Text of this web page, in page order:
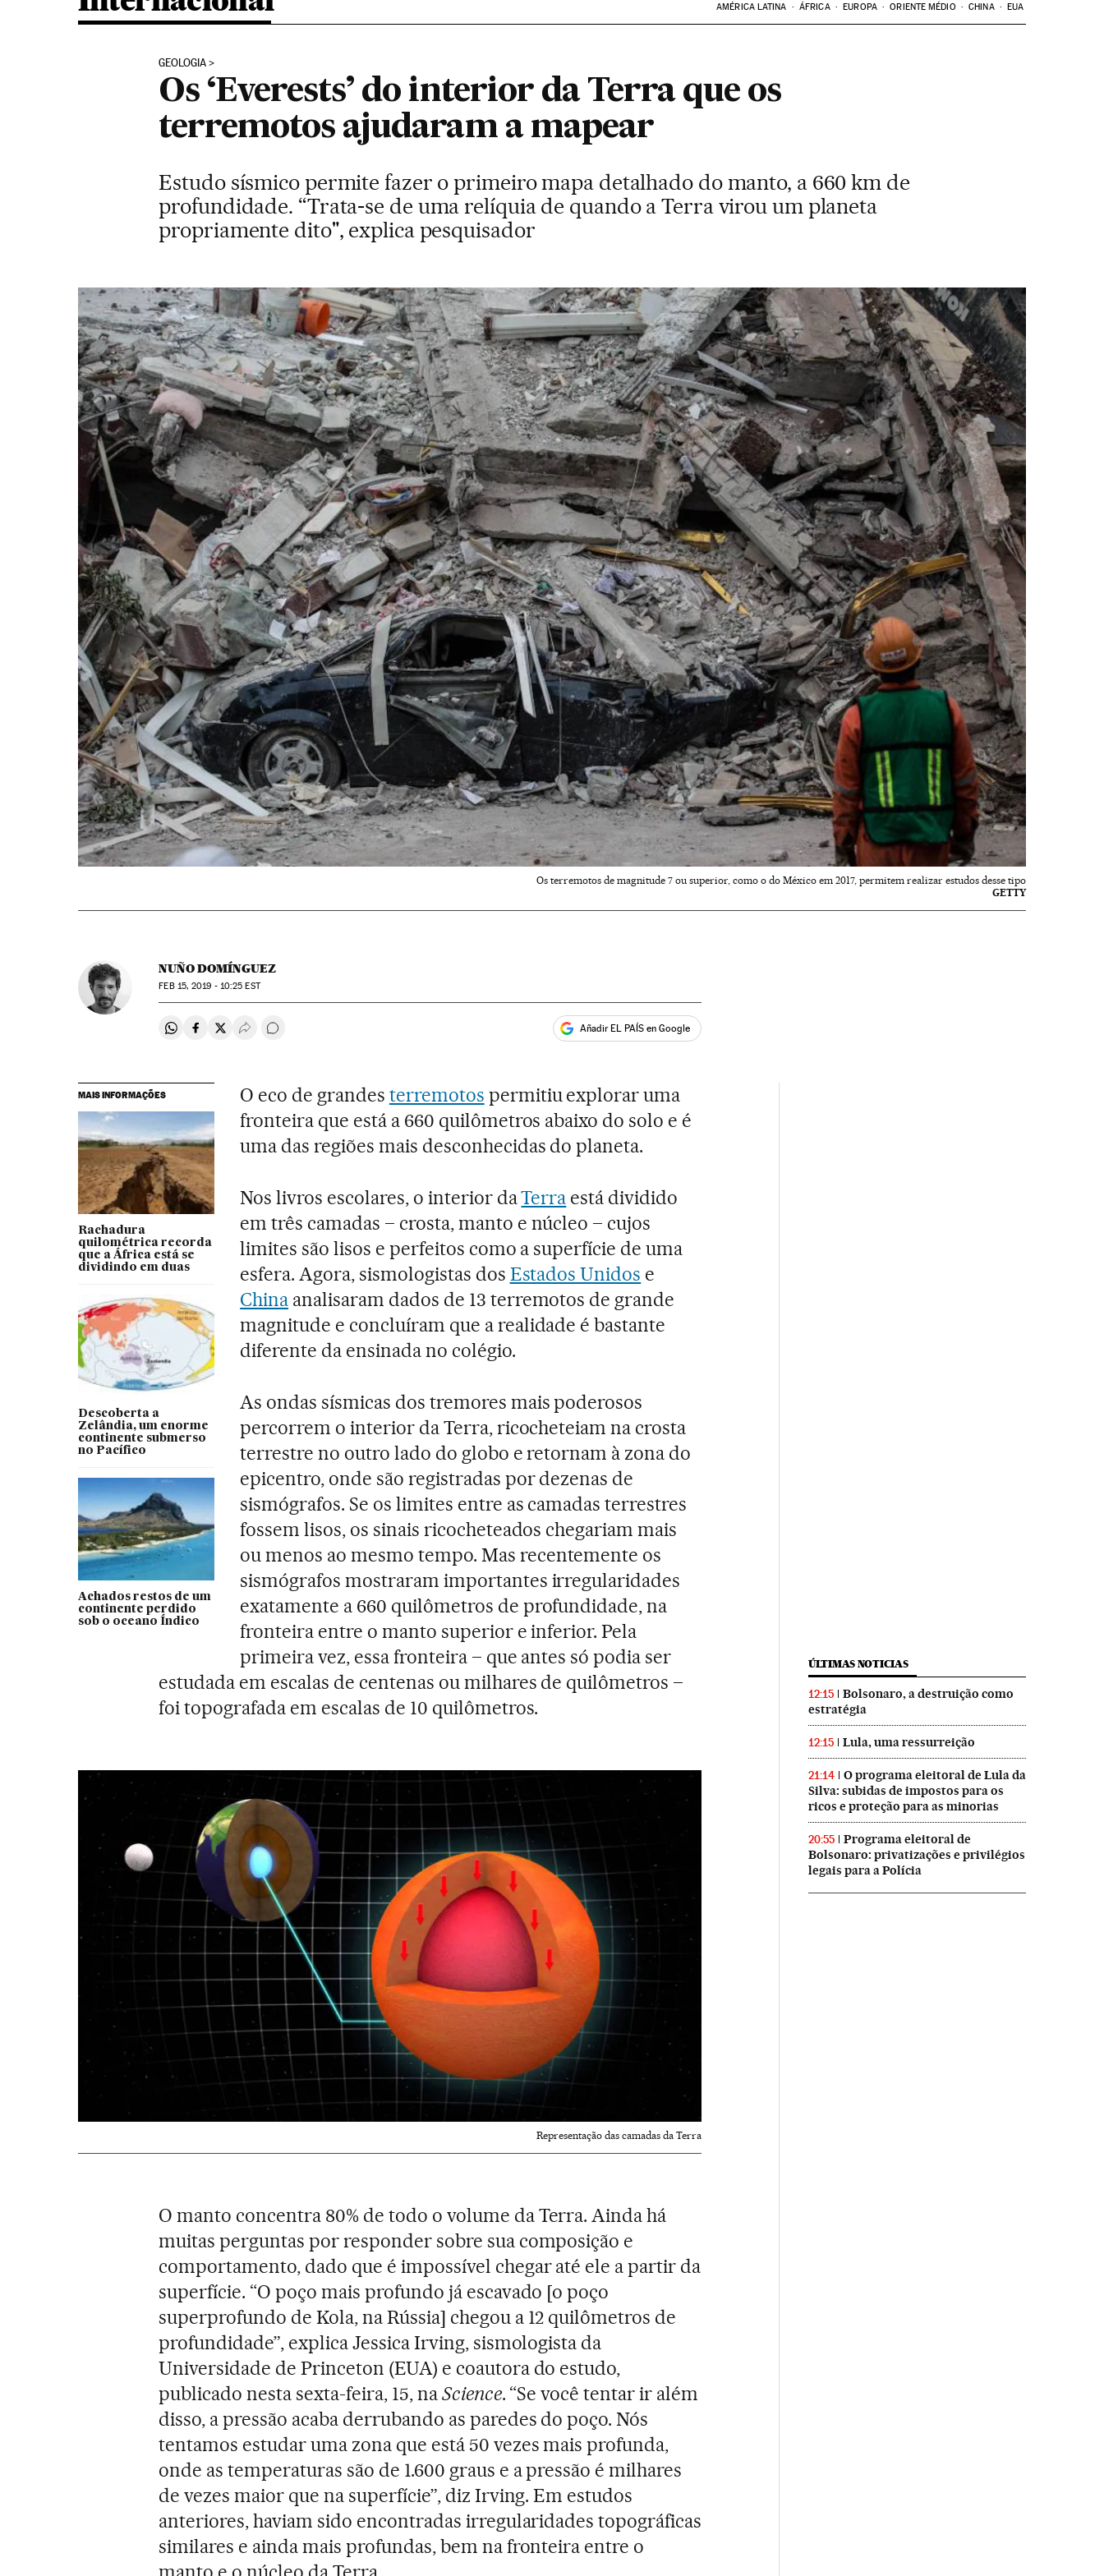
AMÉRICA LATINA ÁFRICA EUROPA ORIENTE MÉDIO CHINA EUA
GEOLOGIA
Os ‘Everests’ do interior da Terra que os
terremotos ajudaram a mapear
Estudo sísmico permite fazer o primeiro mapa detalhado do manto, a 660 km de
profundidade. “Trata-se de uma relíquia de quando a Terra virou um planeta
propriamente dito", explica pesquisador
Os terremotos de magnitude 7 ou superior, como o do México em 2017, permitem realizar estudos desse tipo
GETTY
NUÑO DOMÍNGUEZ
FEB15, 2019 - 10:25 EST
Compartir en Whatsapp
Compartir en Facebook
Compartir en Twitter
Desplegar Redes Sociales
Comentários Añadir EL PAÍS en Google
MAIS INFORMAÇÕES
Rachadura
quilométrica recorda
que a África está se
dividindo em duas
Descoberta a
Zelândia, um enorme
continente submerso
no Pacífico
Achados restos de um
continente perdido
sob o oceano Índico
O eco de grandes terremotos permitiu explorar uma
fronteira que está a 660 quilômetros abaixo do solo e é
uma das regiões mais desconhecidas do planeta.
Nos livros escolares, o interior daTerra está dividido
em três camadas – crosta, manto e núcleo – cujos
limites são lisos e perfeitos como a superfície de uma
esfera. Agora, sismologistas dos Estados Unidos e
China analisaram dados de 13 terremotos de grande
magnitude e concluíram que a realidade é bastante
diferente da ensinada no colégio.
As ondas sísmicas dos tremores mais poderosos
percorrem o interior da Terra, ricocheteiam na crosta
terrestre no outro lado do globo e retornam à zona do
epicentro, onde são registradas por dezenas de
sismógrafos. Se os limites entre as camadas terrestres
fossem lisos, os sinais ricocheteados chegariam mais
ou menos ao mesmo tempo. Mas recentemente os
sismógrafos mostraram importantes irregularidades
exatamente a 660 quilômetros de profundidade, na
fronteira entre o manto superior e inferior. Pela
primeira vez, essa fronteira – que antes só podia ser
estudada em escalas de centenas ou milhares de quilômetros –
foi topografada em escalas de 10 quilômetros.
Representação das camadas da Terra
O manto concentra 80% de todo o volume da Terra. Ainda há
muitas perguntas por responder sobre sua composição e
comportamento, dado que é impossível chegar até ele a partir da
superfície. “O poço mais profundo já escavado [o poço
superprofundo de Kola, na Rússia] chegou a 12 quilômetros de
profundidade”, explica Jessica Irving, sismologista da
Universidade de Princeton (EUA) e coautora do estudo,
publicado nesta sexta-feira, 15, naScience. “Se você tentar ir além
disso, a pressão acaba derrubando as paredes do poço. Nós
tentamos estudar uma zona que está 50 vezes mais profunda,
onde as temperaturas são de 1.600 graus e a pressão é milhares
de vezes maior que na superfície”, diz Irving. Em estudos
anteriores, haviam sido encontradas irregularidades topográficas
similares e ainda mais profundas, bem na fronteira entre o
ÚLTIMAS NOTICIAS
12:15
Bolsonaro, a destruição como
estratégia
12:15 Lula, uma ressurreição
21:14
O programa eleitoral de Lula da
Silva: subidas de impostos para os
ricos e proteção para as minorias
20:55
Programa eleitoral de
Bolsonaro: privatizações e privilégios
legais para a Polícia